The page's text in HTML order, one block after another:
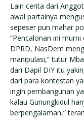
Lain cerita dari
awal partainya
sepeser pun mahar
“Pencalonan ini
DPRD, NasDem
manipulasi,” tutur
dari Dapil DIY itu
dari para kontestan
ingin pembangunan
kalau Gunungkidul
berpengalaman,”